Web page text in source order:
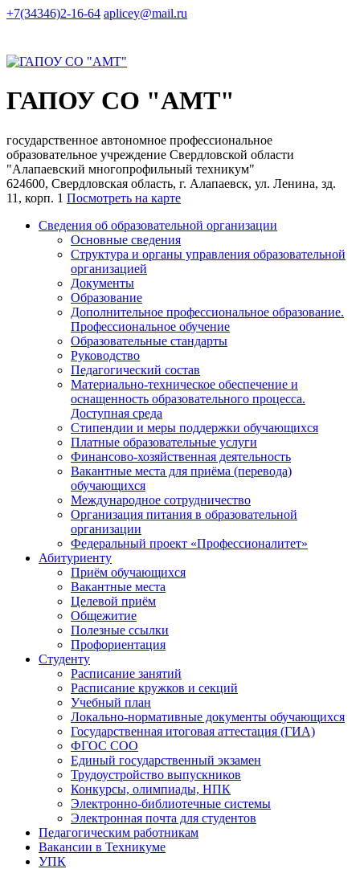
+7(34346)2-16-64 aplicey@mail.ru
ГАПОУ СО "АМТ"
государственное автономное профессиональное
образовательное учреждение Свердловской области
"Алапаевский многопрофильный техникум"
624600, Свердловская область, г. Алапаевск, ул. Ленина, зд.
11, корп. 1 Посмотреть на карте
Сведения об образовательной организации
Основные сведения
Структура и органы управления образовательной
организацией
Документы
Образование
Дополнительное профессиональное образование.
Профессиональное обучение
Образовательные стандарты
Руководство
Педагогический состав
Материально-техническое обеспечение и
оснащенность образовательного процесса.
Доступная среда
Стипендии и меры поддержки обучающихся
Платные образовательные услуги
Финансово-хозяйственная деятельность
Вакантные места для приёма (перевода)
обучающихся
Международное сотрудничество
Организация питания в образовательной
организации
Федеральный проект «Профессионалитет»
Абитуриенту
Приём обучающихся
Вакантные места
Целевой приём
Общежитие
Полезные ссылки
Профориентация
Студенту
Расписание занятий
Расписание кружков и секций
Учебный план
Локально-нормативные документы обучающихся
Государственная итоговая аттестация (ГИА)
ФГОС СОО
Единый государственный экзамен
Трудоустройство выпускников
Конкурсы, олимпиады, НПК
Электронно-библиотечные системы
Электронная почта для студентов
Педагогическим работникам
Вакансии в Техникуме
УПК